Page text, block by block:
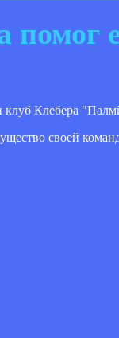
помог
Клебера
своей